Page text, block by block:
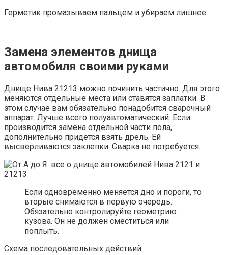
Герметик промазываем пальцем и убираем лишнее.
Замена элементов днища
автомобиля своими руками
Днище Нива 21213 можно починить частично. Для этого
меняются отдельные места или ставятся заплатки. В
этом случае вам обязательно понадобится сварочный
аппарат. Лучше всего полуавтоматический. Если
производится замена отдельной части пола,
дополнительно придется взять дрель. Ей
высверливаются заклепки. Сварка не потребуется.
Если одновременно меняется дно и пороги, то
вторые снимаются в первую очередь.
Обязательно контролируйте геометрию
кузова. Он не должен сместиться или
поплыть.
Схема последовательных действий: